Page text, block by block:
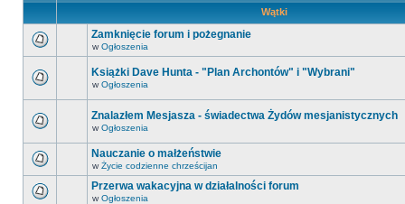
Wątki
Zamknięcie forum i pożegnanie
w Ogłoszenia
Książki Dave Hunta - "Plan Archontów" i "Wybrani"
w Ogłoszenia
Znalazłem Mesjasza - świadectwa Żydów mesjanistycznych
w Ogłoszenia
Nauczanie o małżeństwie
w Życie codzienne chrześcijan
Przerwa wakacyjna w działalności forum
w Ogłoszenia